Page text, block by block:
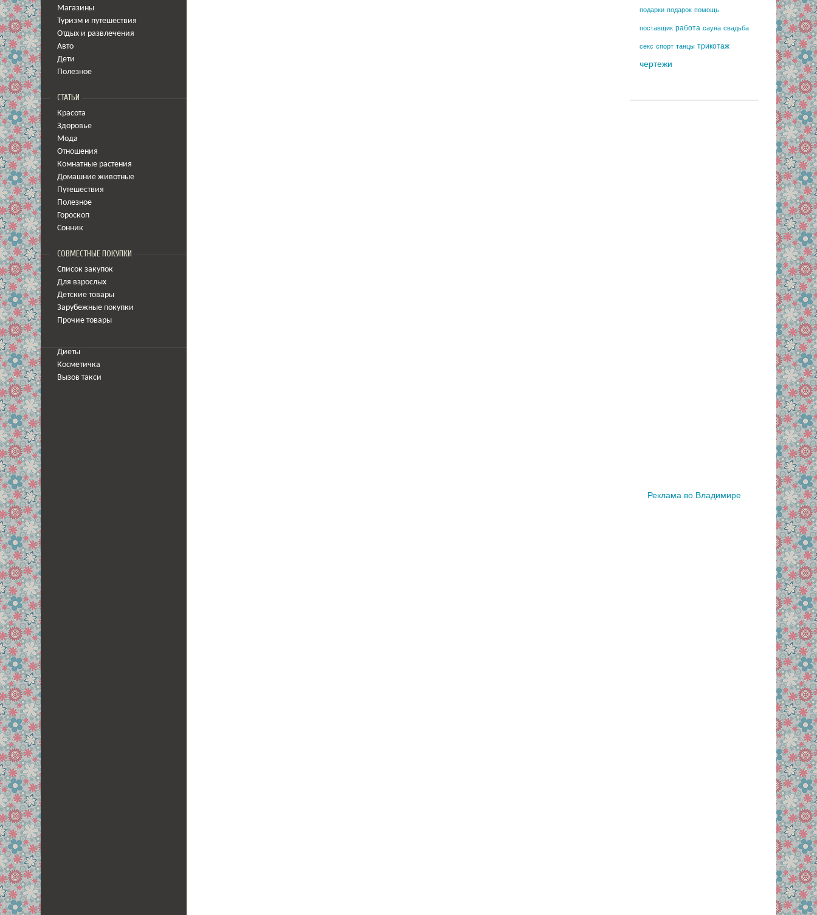
Магазины
Туризм и путешествия
Отдых и развлечения
Авто
Дети
Полезное
СТАТЬИ
Красота
Здоровье
Мода
Отношения
Комнатные растения
Домашние животные
Путешествия
Полезное
Гороскоп
Сонник
СОВМЕСТНЫЕ ПОКУПКИ
Список закупок
Для взрослых
Детские товары
Зарубежные покупки
Прочие товары
Диеты
Косметичка
Вызов такси
подарки подарок помощь
поставщик работа сауна свадьба
секс спорт танцы трикотаж
чертежи
Реклама во Владимире